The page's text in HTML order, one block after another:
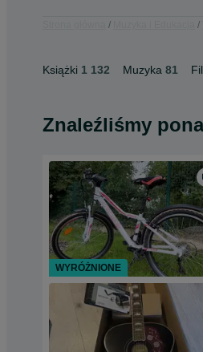
Książki 1 132 Muzyka 81
Znaleźliśmy
WYRÓŻNIONE